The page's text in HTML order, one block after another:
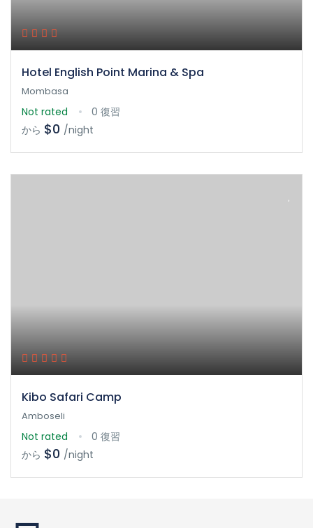
Hotel English Point Marina & Spa
Mombasa
Not rated
0 復習
から $0 /night
Kibo Safari Camp
Amboseli
Not rated
0 復習
から $0 /night